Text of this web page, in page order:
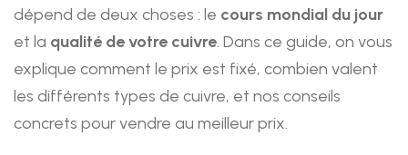
dépend de deux choses : le cours mondial du jour
et la qualité de votre cuivre. Dans ce guide, on vous
explique comment le prix est fixé, combien valent
les différents types de cuivre, et nos conseils
concrets pour vendre au meilleur prix.